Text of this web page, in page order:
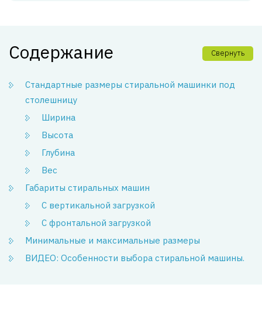
Содержание Свернуть
Стандартные размеры стиральной машинки под
столешницу
Ширина
Высота
Глубина
Вес
Габариты стиральных машин
С вертикальной загрузкой
С фронтальной загрузкой
Минимальные и максимальные размеры
ВИДЕО: Особенности выбора стиральной машины.